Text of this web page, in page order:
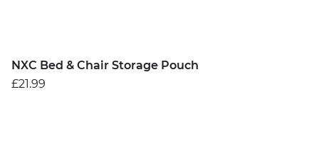
NXC Bed & Chair Storage Pouch
£21.99